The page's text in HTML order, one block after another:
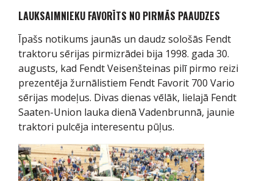
LAUKSAIMNIEKU FAVORĪTS NO PIRMĀS PAAUDZES
Īpašs notikums jaunās un daudz sološās Fendt
traktoru sērijas pirmizrādei bija 1998. gada 30.
augusts, kad Fendt Veisenšteinas pilī pirmo reizi
prezentēja žurnālistiem Fendt Favorit 700 Vario
sērijas modeļus. Divas dienas vēlāk, lielajā Fendt
Saaten-Union lauka dienā Vadenbrunnā, jaunie
traktori pulcēja interesentu pūļus.